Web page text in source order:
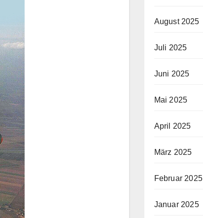
August 2025
Juli 2025
Juni 2025
Mai 2025
April 2025
März 2025
Februar 2025
Januar 2025